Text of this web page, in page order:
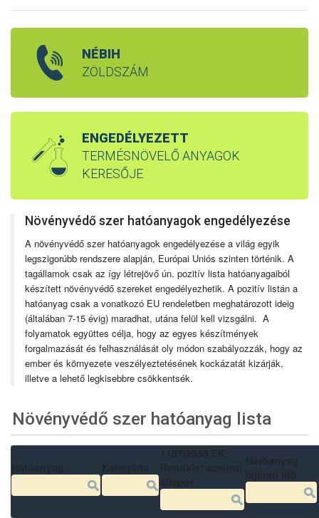
NÉBIH
ZÖLDSZÁM
ENGEDÉLYEZETT
TERMÉSNÖVELŐ ANYAGOK
KERESŐJE
Növényvédő szer hatóanyagok engedélyezése
A növényvédő szer hatóanyagok engedélyezése a világ egyik
legszigorúbb rendszere alapján, Európai Uniós szinten történik. A
tagállamok csak az így létrejövő ún. pozitív lista hatóanyagaiból
készített növényvédő szereket engedélyezhetik. A pozitív listán a
hatóanyag csak a vonatkozó EU rendeletben meghatározott ideig
(általában 7-15 évig) maradhat, utána felül kell vizsgálni. A
folyamatok együttes célja, hogy az egyes készítmények
forgalmazását és felhasználását oly módon szabályozzák, hogy az
ember és környezete veszélyeztetésének kockázatát kizárják,
illetve a lehető legkisebbre csökkentsék.
Növényvédő szer hatóanyag lista